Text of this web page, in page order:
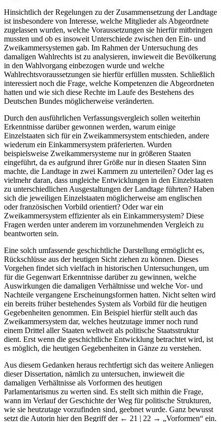
Hinsichtlich der Regelungen zu der Zusammensetzung der Landtage
ist insbesondere von Interesse, welche Mitglieder als Abgeordnete
zugelassen wurden, welche Voraussetzungen sie hierfür mitbringen
mussten und ob es insoweit Unterschiede zwischen den Ein- und
Zweikammersystemen gab. Im Rahmen der Untersuchung des
damaligen Wahlrechts ist zu analysieren, inwieweit die Bevölkerung
in den Wahlvorgang einbezogen wurde und welche
Wahlrechtsvoraussetzungen sie hierfür erfüllen mussten. Schließlich
interessiert noch die Frage, welche Kompetenzen die Abgeordneten
hatten und wie sich diese Rechte im Laufe des Bestehens des
Deutschen Bundes möglicherweise veränderten.
Durch den ausführlichen Verfassungsvergleich sollen weiterhin
Erkenntnisse darüber gewonnen werden, warum einige
Einzelstaaten sich für ein Zweikammersystem entschieden, andere
wiederum ein Einkammersystem präferierten. Wurden
beispielsweise Zweikammersysteme nur in größeren Staaten
eingeführt, da es aufgrund ihrer Größe nur in diesen Staaten Sinn
machte, die Landtage in zwei Kammern zu unterteilen? Oder lag es
vielmehr daran, dass ungleiche Entwicklungen in den Einzelstaaten
zu unterschiedlichen Ausgestaltungen der Landtage führten? Haben
sich die jeweiligen Einzelstaaten möglicherweise am englischen
oder französischen Vorbild orientiert? Oder war ein
Zweikammersystem effizienter als ein Einkammersystem? Diese
Fragen werden unter anderem im vorzunehmenden Vergleich zu
beantworten sein.
Eine solch umfassende geschichtliche Darstellung ermöglicht es,
Rückschlüsse aus der heutigen Sicht ziehen zu können. Dieses
Vorgehen findet sich vielfach in historischen Untersuchungen, um
für die Gegenwart Erkenntnisse darüber zu gewinnen, welche
Auswirkungen die damaligen Verhältnisse und welche Vor- und
Nachteile vergangene Erscheinungsformen hatten. Nicht selten wird
ein bereits früher bestehendes System als Vorbild für die heutigen
Gegebenheiten genommen. Ein Beispiel hierfür stellt auch das
Zweikammersystem dar, welches heutzutage immer noch rund
einem Drittel aller Staaten weltweit als politische Staatsstruktur
dient. Erst wenn die geschichtliche Entwicklung betrachtet wird, ist
es möglich, die heutigen Gegebenheiten in Gänze zu verstehen.
Aus diesem Gedanken heraus rechtfertigt sich das weitere Anliegen
dieser Dissertation, nämlich zu untersuchen, inwieweit die
damaligen Verhältnisse als Vorformen des heutigen
Parlamentarismus zu werten sind. Es stellt sich mithin die Frage,
wann im Verlauf der Geschichte der Weg für politische Strukturen,
wie sie heutzutage vorzufinden sind, geebnet wurde. Ganz bewusst
setzt die Autorin hier den Begriff der ← 21 | 22 → „Vorformen“ ein.